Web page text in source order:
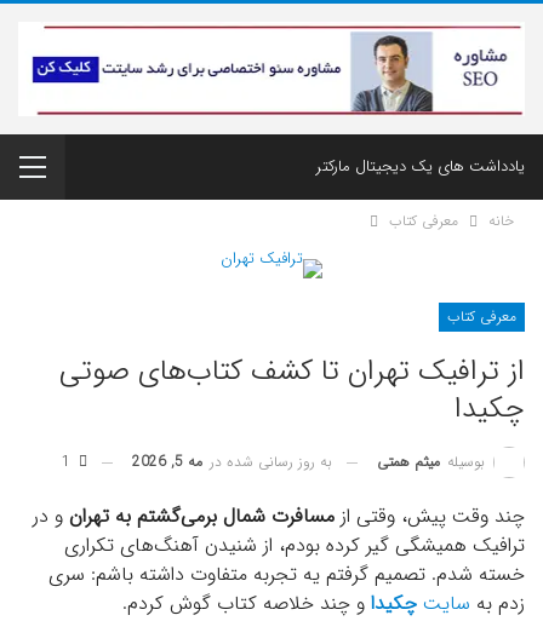
یادداشت های یک دیجیتال مارکتر
خانه معرفی کتاب
معرفی کتاب
از ترافیک تهران تا کشف کتاب‌های صوتی
چکیدا
بوسیله میثم همتی به روز رسانی شده در مه 5, 2026
چند وقت پیش، وقتی از مسافرت شمال برمی‌گشتم به تهران و در
ترافیک همیشگی گیر کرده بودم، از شنیدن آهنگ‌های تکراری
خسته شدم. تصمیم گرفتم یه تجربه متفاوت داشته باشم: سری
زدم به سایت چکیدا و چند خلاصه کتاب گوش کردم.